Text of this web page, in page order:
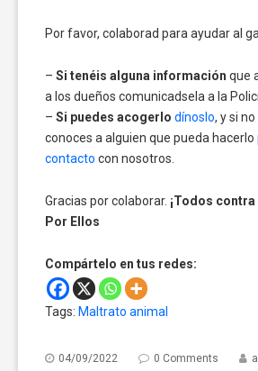
Por favor, colaborad para ayudar al
– Si tenéis alguna información que
a los dueños comunicadsela a la
– Si puedes acogerlo dínoslo, y si
conoces a alguien que pueda hacerlo
contacto con nosotros.
Gracias por colaborar. ¡Todos
Por Ellos
Compártelo en tus redes:
Tags: Maltrato animal
04/09/2022 0 Comments